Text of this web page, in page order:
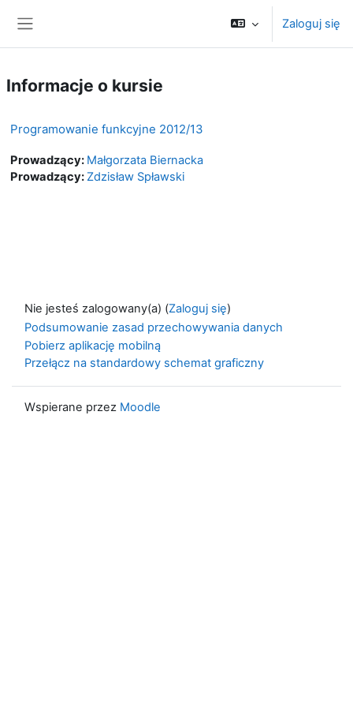
Zaloguj się
Informacje o kursie
Programowanie funkcyjne 2012/13
Prowadzący: Małgorzata Biernacka
Prowadzący: Zdzisław Spławski
Nie jesteś zalogowany(a) (Zaloguj się)
Podsumowanie zasad przechowywania danych
Pobierz aplikację mobilną
Przełącz na standardowy schemat graficzny
Wspierane przez Moodle